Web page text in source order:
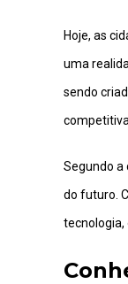
Hoje, as
uma
sendo
competitiva.
Segundo a
do futuro.
tecnologia,